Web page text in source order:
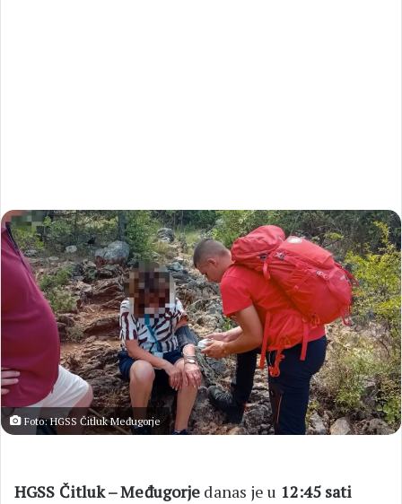
Foto: HGSS Čitluk Međugorje
HGSS Čitluk – Međugorje danas je u 12:45 sati